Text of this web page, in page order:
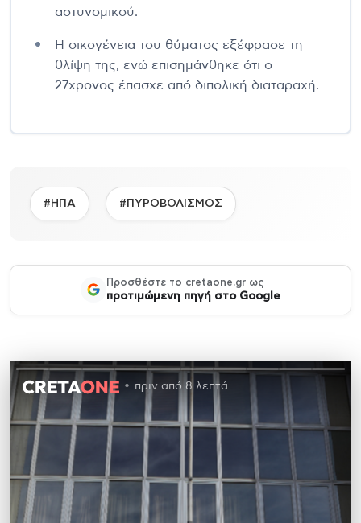
αστυνομικού.
Η οικογένεια του θύματος εξέφρασε τη
θλίψη της, ενώ επισημάνθηκε ότι ο
27χρονος έπασχε από διπολική διαταραχή.
#ΗΠΑ #ΠΥΡΟΒΟΛΙΣΜΟΣ
Προσθέστε το cretaone.gr ως
προτιμώμενη πηγή στο Google
πριν από 8 λεπτά